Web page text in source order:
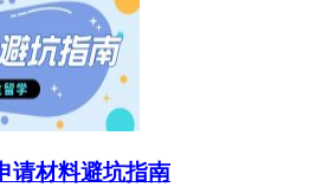
请材料避坑指南